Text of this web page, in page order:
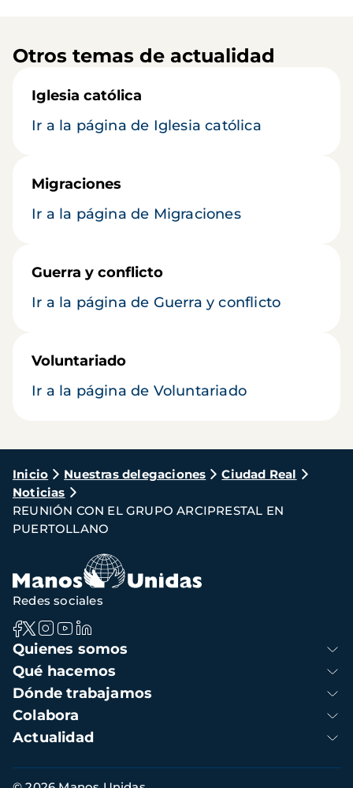
Otros temas de actualidad
Iglesia católica
Ir a la página de Iglesia católica
Migraciones
Ir a la página de Migraciones
Guerra y conflicto
Ir a la página de Guerra y conflicto
Voluntariado
Ir a la página de Voluntariado
Ruta
de
navegación
Inicio Nuestras delegaciones
Ciudad Real
Noticias
REUNIÓN CON EL GRUPO ARCIPRESTAL EN
PUERTOLLANO
Navegación
principal
Quienes somos
Qué hacemos
Dónde trabajamos
Colabora
Actualidad
Redes sociales